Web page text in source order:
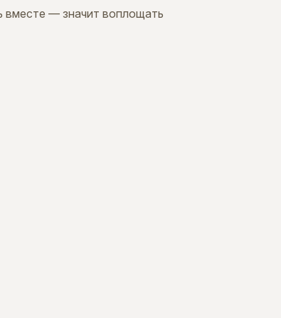
вместе — значит воплощать